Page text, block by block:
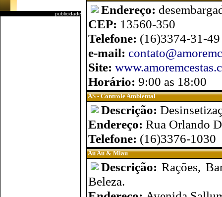
publicidade Endereço:
CEP: 13560-350
Telefone: (16)3374-31-
e-mail:
Site:
Horário: 9:00 as 18:00
AS - Controle Ambiental
Descrição:
Endereço: Rua Orlando
Telefone: (16)3376-1030
Au Au & Miau
Descrição:Rações,
Beleza.